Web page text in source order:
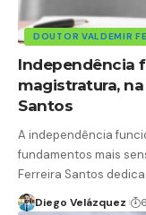
DOUTOR VALDEMIR
Independência
magistratura,
Santos
A independência
fundamentos mais
Ferreira Santos
Diego Velázquez